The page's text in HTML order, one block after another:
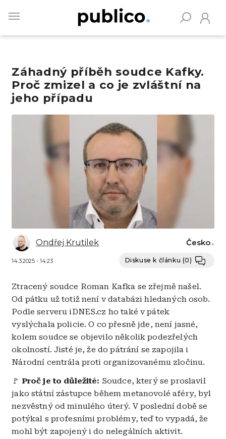
main
Záhadný příběh soudce Kafky.
Proč zmizel a co je zvláštní na
jeho případu
Obrázek
Ondřej Krutilek
14.3.2025 - 14:23
Česko
Diskuse k článku (0)
Ztracený soudce Roman Kafka se zřejmě našel.
Od pátku už totiž není v databázi hledaných osob.
Podle serveru iDNES.cz ho také v pátek
vyslýchala policie. O co přesně jde, není jasné,
kolem soudce se objevilo několik podezřelých
okolností. Jisté je, že do pátrání se zapojila i
Národní centrála proti organizovanému zločinu.
🚩 Proč je to důležité: Soudce, který se proslavil
jako státní zástupce během metanovolé aféry, byl
nezvěstný od minulého úterý. V poslední době se
potýkal s profesními problémy, teď to vypadá, že
mohl být zapojený i do nelegálních aktivit.
Vyhledávejte na Publiku